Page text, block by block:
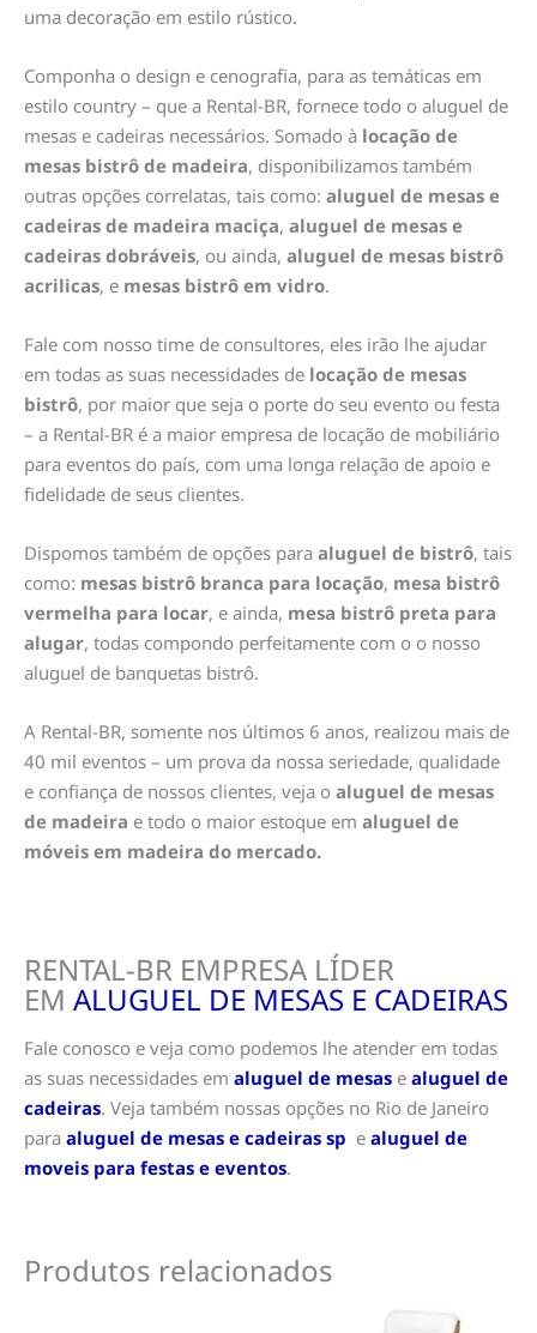
uma decoração em estilo rústico.
Componha o design e cenografia, para as temáticas em
estilo country – que a Rental-BR, fornece todo o aluguel de
mesas e cadeiras necessários. Somado à locação de
mesas bistrô de madeira, disponibilizamos também
outras opções correlatas, tais como: aluguel de mesas e
cadeiras de madeira maciça, aluguel de mesas e
cadeiras dobráveis, ou ainda, aluguel de mesas bistrô
acrilicas, e mesas bistrô em vidro.
Fale com nosso time de consultores, eles irão lhe ajudar
em todas as suas necessidades de locação de mesas
bistrô, por maior que seja o porte do seu evento ou festa
– a Rental-BR é a maior empresa de locação de mobiliário
para eventos do país, com uma longa relação de apoio e
fidelidade de seus clientes.
Dispomos também de opções para aluguel de bistrô, tais
como: mesas bistrô branca para locação, mesa bistrô
vermelha para locar, e ainda, mesa bistrô preta para
alugar, todas compondo perfeitamente com o o nosso
aluguel de banquetas bistrô.
A Rental-BR, somente nos últimos 6 anos, realizou mais de
40 mil eventos – um prova da nossa seriedade, qualidade
e confiança de nossos clientes, veja o aluguel de mesas
de madeira e todo o maior estoque em aluguel de
móveis em madeira do mercado.
RENTAL-BR EMPRESA LÍDER
EM ALUGUEL DE MESAS E CADEIRAS
Fale conosco e veja como podemos lhe atender em todas
as suas necessidades em aluguel de mesas e aluguel de
cadeiras. Veja também nossas opções no Rio de Janeiro
para aluguel de mesas e cadeiras sp e aluguel de
moveis para festas e eventos.
Produtos relacionados